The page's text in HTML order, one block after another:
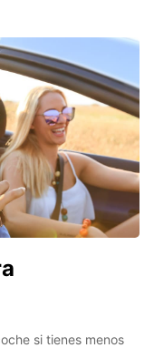
si tienes menos